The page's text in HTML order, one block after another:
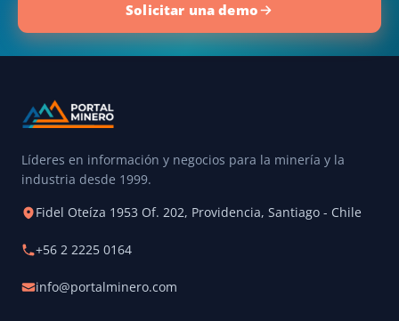
Solicitar una demo
Líderes en información y negocios para la minería y la
industria desde 1999.
Fidel Oteíza 1953 Of. 202, Providencia, Santiago - Chile
+56 2 2225 0164
info@portalminero.com